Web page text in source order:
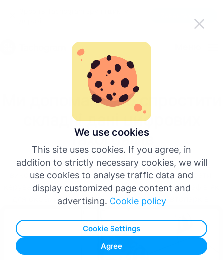
We use cookies
This site uses cookies. If you agree, in
addition to strictly necessary cookies, we will
use cookies to analyse traffic data and
display customized page content and
advertising. Cookie policy
Cookie Settings
Agree
Français
Italiano
Ми допомагаємо спростити
складні дані цифрових
тахографів
Tachogram — це спеціалізований і простий у
використанні інструмент, який допомагає збирати,
керувати та пояснювати дані цифрових тахографів як
для окремих водіїв, так і для великих автопарків.